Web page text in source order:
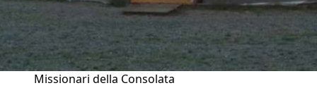
Missionari della Consolata